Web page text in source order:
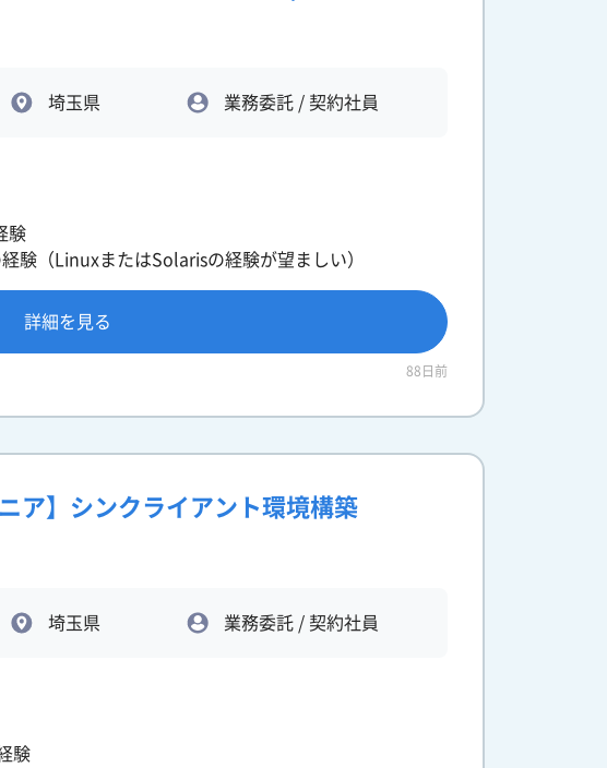
埼玉県 業務委託 / 契約社員
験
験（LinuxまたはSolarisの経験が望ましい）
詳細を見る
88日前
ア】シンクライアント環境構築
埼玉県 業務委託 / 契約社員
験